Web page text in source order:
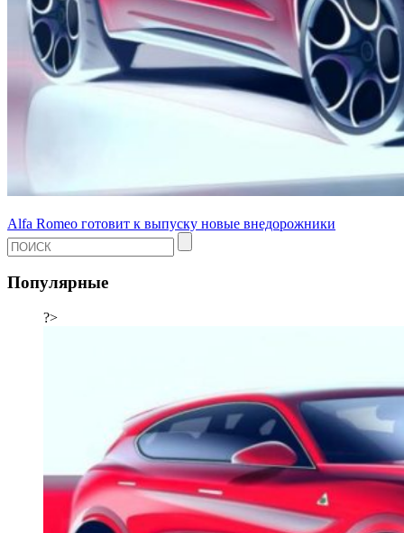
Alfa Romeo готовит к выпуску новые внедорожники
Популярные
?>